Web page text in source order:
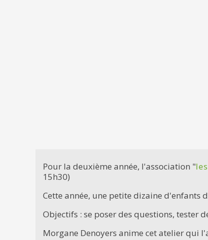
Pour la deuxième année, l'association "
15h30)
Cette année, une petite dizaine d'enfants
Objectifs : se poser des questions, tester
Morgane Denoyers anime cet atelier qui